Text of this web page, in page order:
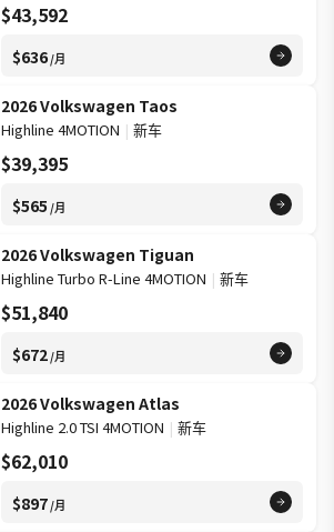
$43,592
$636/月
2026 Volkswagen Taos
Highline 4MOTION | 新车
$39,395
$565 /月
2026 Volkswagen Tiguan
Highline Turbo R-Line 4MOTION | 新车
$51,840
$672/月
2026 Volkswagen Atlas
Highline 2.0 TSI 4MOTION | 新车
$62,010
$897/月